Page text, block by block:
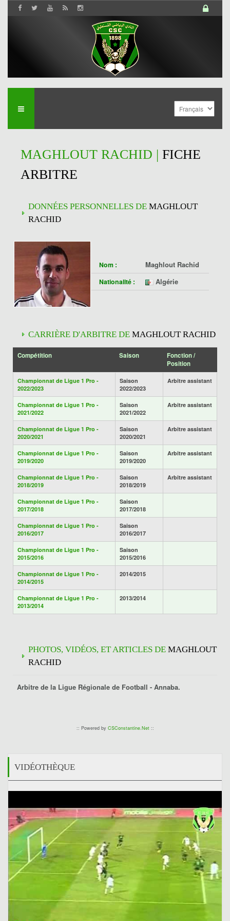
MAGHLOUT RACHID | FICHE
ARBITRE
DONNÉES PERSONNELLES DE MAGHLOUT
RACHID
Nom : Maghlout Rachid
Nationalité : Algérie
CARRIÈRE D'ARBITRE DE MAGHLOUT RACHID
Compétition Saison
Fonction /
Position
Championnat de Ligue 1 Pro -
2022/2023
Saison
2022/2023
Arbitre assistant
Championnat de Ligue 1 Pro -
2021/2022
Saison
2021/2022
Arbitre assistant
Championnat de Ligue 1 Pro -
2020/2021
Saison
2020/2021
Arbitre assistant
Championnat de Ligue 1 Pro -
2019/2020
Saison
2019/2020
Arbitre assistant
Championnat de Ligue 1 Pro -
2018/2019
Saison
2018/2019
Arbitre assistant
Championnat de Ligue 1 Pro -
2017/2018
Saison
2017/2018
Championnat de Ligue 1 Pro -
2016/2017
Saison
2016/2017
Championnat de Ligue 1 Pro -
2015/2016
Saison
2015/2016
Championnat de Ligue 1 Pro -
2014/2015
2014/2015
Championnat de Ligue 1 Pro -
2013/2014
2013/2014
PHOTOS, VIDÉOS, ET ARTICLES DE MAGHLOUT
RACHID
Arbitre de la Ligue Régionale de Football - Annaba.
:: Powered by CSConstantine.Net::
VIDÉOTHÈQUE